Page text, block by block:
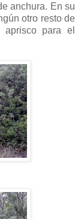
anchura. En su
otro resto de
para el